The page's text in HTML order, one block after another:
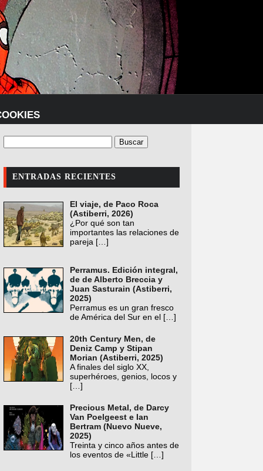
ENTRADAS RECIENTES
El viaje, de Paco Roca
(Astiberri, 2026)
¿Por qué son tan
importantes las relaciones de
pareja […]
Perramus. Edición integral,
de de Alberto Breccia y
Juan Sasturain (Astiberri,
2025)
Perramus es un gran fresco
de América del Sur en el […]
20th Century Men, de
Deniz Camp y Stipan
Morian (Astiberri, 2025)
A finales del siglo XX,
superhéroes, genios, locos y
[…]
Precious Metal, de Darcy
Van Poelgeest e Ian
Bertram (Nuevo Nueve,
2025)
Treinta y cinco años antes de
los eventos de «Little […]